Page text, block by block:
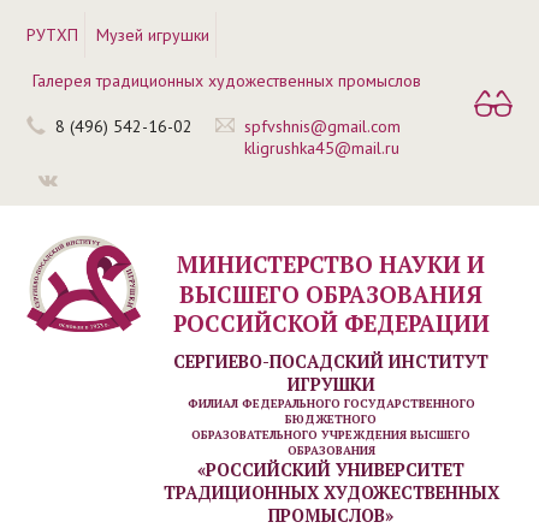
РУТХП Музей игрушки
Галерея традиционных художественных промыслов
8 (496) 542-16-02
spfvshnis@gmail.com
kligrushka45@mail.ru
МИНИСТЕРСТВО НАУКИ И
ВЫСШЕГО ОБРАЗОВАНИЯ
РОССИЙСКОЙ ФЕДЕРАЦИИ
СЕРГИЕВО-ПОСАДСКИЙ ИНСТИТУТ
ИГРУШКИ
ФИЛИАЛ ФЕДЕРАЛЬНОГО ГОСУДАРСТВЕННОГО
БЮДЖЕТНОГО
ОБРАЗОВАТЕЛЬНОГО УЧРЕЖДЕНИЯ ВЫСШЕГО
ОБРАЗОВАНИЯ
«РОССИЙСКИЙ УНИВЕРСИТЕТ
ТРАДИЦИОННЫХ ХУДОЖЕСТВЕННЫХ
ПРОМЫСЛОВ»